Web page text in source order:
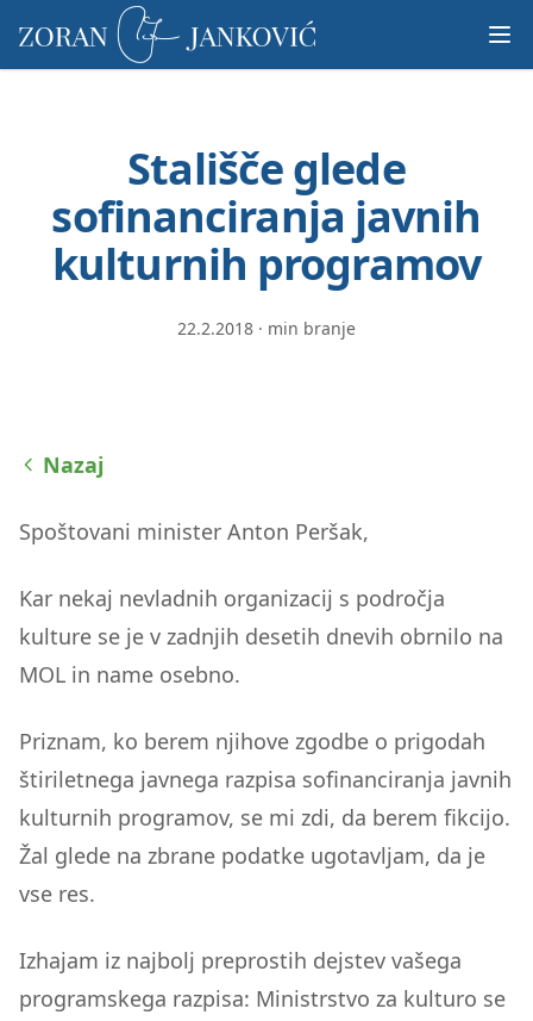
upoštevajte:
To
dostopnosti.
Stališče glede
sofinanciranja javnih
kulturnih programov
22.2.2018 · min branje
Nazaj
Spoštovani minister Anton Peršak,
Kar nekaj nevladnih organizacij s področja
kulture se je v zadnjih desetih dnevih obrnilo na
MOL in name osebno.
Priznam, ko berem njihove zgodbe o prigodah
štiriletnega javnega razpisa sofinanciranja javnih
kulturnih programov, se mi zdi, da berem fikcijo.
Žal glede na zbrane podatke ugotavljam, da je
vse res.
Izhajam iz najbolj preprostih dejstev vašega
programskega razpisa: Ministrstvo za kulturo se